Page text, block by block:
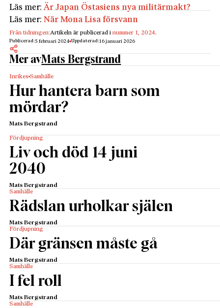
Läs mer:Är Japan Östasiens nya militärmakt?
Läs mer:När Mona Lisa försvann
Från tidningen:Artikeln är publicerad inummer 1, 2024.
Publicerad:5 februari 2024 Uppdaterad:16 januari 2026
Mer avMats Bergstrand
Inrikes Samhälle
Hur hantera barn som
mördar?
Mats Bergstrand
Fördjupning
Liv och död 14 juni
2040
Mats Bergstrand
Samhälle
Rädslan urholkar själen
Mats Bergstrand
Fördjupning
Där gränsen måste gå
Mats Bergstrand
Samhälle
I fel roll
Mats Bergstrand
Samhälle